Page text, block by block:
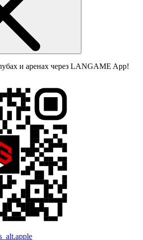
и аренах через LANGAME App!